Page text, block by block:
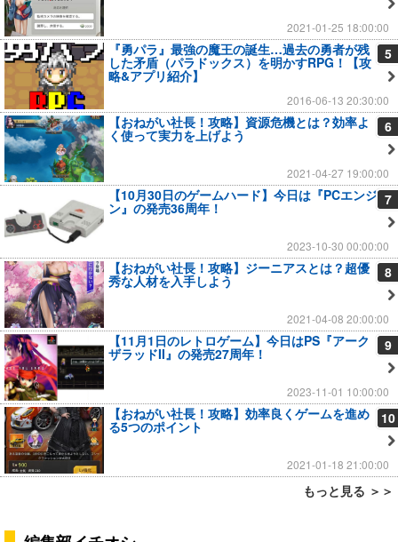
2021-01-25 18:00:00
5
『勇パラ』最強の魔王の誕生…過去の勇者が残
した矛盾（パラドックス）を明かすRPG！【攻
略&アプリ紹介】
2016-06-13 20:30:00
6
【おねがい社長！攻略】資源危機とは？効率よ
く使って実力を上げよう
2021-04-27 19:00:00
7
【10月30日のゲームハード】今日は『PCエンジ
ン』の発売36周年！
2023-10-30 00:00:00
8
【おねがい社長！攻略】ジーニアスとは？超優
秀な人材を入手しよう
2021-04-08 20:00:00
9
【11月1日のレトロゲーム】今日はPS『アーク
ザラッドII』の発売27周年！
2023-11-01 10:00:00
10
【おねがい社長！攻略】効率良くゲームを進め
る5つのポイント
2021-01-18 21:00:00
もっと見る ＞＞